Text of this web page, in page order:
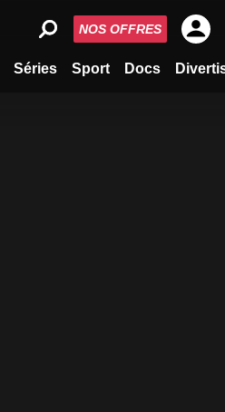
Séries Sport Docs
NOS OFFRES